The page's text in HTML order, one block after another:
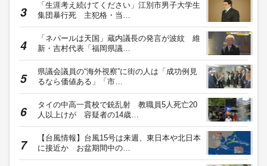
「生涯考え続けてください」江別市男子大学生
集団暴行死 主犯格・当…
「ネパールは天国」蔵内議長の発言が波紋 維
新・吉村代表「福岡県議…
県議会議員の“海外視察”に街の人は「成功例見
るなら価値ある」「市…
タイの中高一貫校で銃乱射 教職員5人死亡20
人以上けが 容疑者の14歳…
【台風情報】台風15号は来週、東日本や北日本
に接近か お盆期間中の…